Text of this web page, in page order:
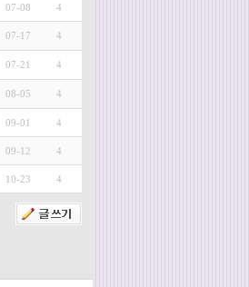
07-08 4
07-17 4
07-21 4
08-05 4
09-01 4
09-12 4
10-23 4